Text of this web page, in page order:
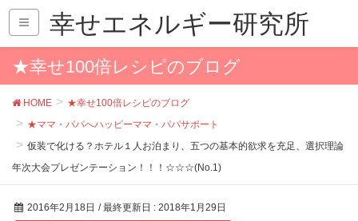
幸せエネルギー研究所
★幸せ100倍レシピのブログ
HOME
★幸せ100倍レシピのブログ
★ママ・パパへハッピーママ・パパサポート
仮装で化ける？ホテル１人お泊まり、五つの基本的欲求を充足、選択理論
年次大会プレゼンテーション！！！☆☆☆(No.1)
2016年2月18日 / 最終更新日 : 2018年1月29日